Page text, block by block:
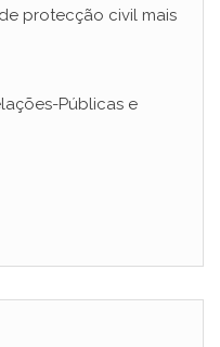
protecção civil mais
Públicas e